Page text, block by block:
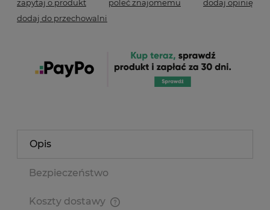
zapytaj o produkt poleć znajomemu
dodaj opinię
dodaj do przechowalni
Opis
Bezpieczeństwo
Koszty dostawy